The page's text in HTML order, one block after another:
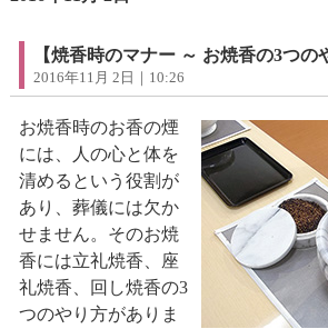
【焼香時のマナー ～ お焼香の3つの
2016年11月 2日｜10:26
お焼香時のお香の煙
には、人の心と体を
清めるという役割が
あり、葬儀には欠か
せません。そのお焼
香には立礼焼香、座
礼焼香、回し焼香の3
つのやり方がありま